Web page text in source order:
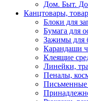
Дом. Быт.
Канцтовары,
Блоки для
Бумага для
Зажимы для
Карандаши
Клеящие
Линейки,
Пеналы,
Письменные